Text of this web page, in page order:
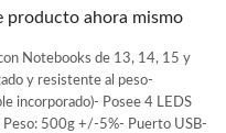
producto ahora mismo
Notebooks de 13, 14, 15 y
y resistente al peso-
incorporado)- Posee 4 LEDS
500g +/-5%- Puerto USB-